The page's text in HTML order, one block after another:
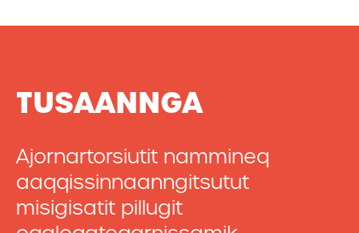
TUSAANNGA
Ajornartorsiutit nammineq
aaqqissinnaanngitsutut
misigisatit pillugit